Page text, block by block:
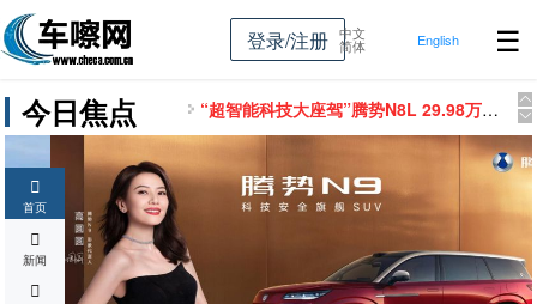
登录/注册 中文
简体 English ☰
今日焦点
“超智能科技大座驾”腾势N8L 29.98万元起，重新定义家庭豪华出行标杆
15.68万元起，长安启源Q07天枢智能激光版正式上新，为家庭用户带来全方位安全守护
魏建军出征2025敦耐赛，长城三大品牌剑指T2组冠军
6.28万起！“家庭精品纯电新标杆”极狐T1闪耀上市
11.49万起！一汽-大众全新一代速腾L正式上市
首页
新闻